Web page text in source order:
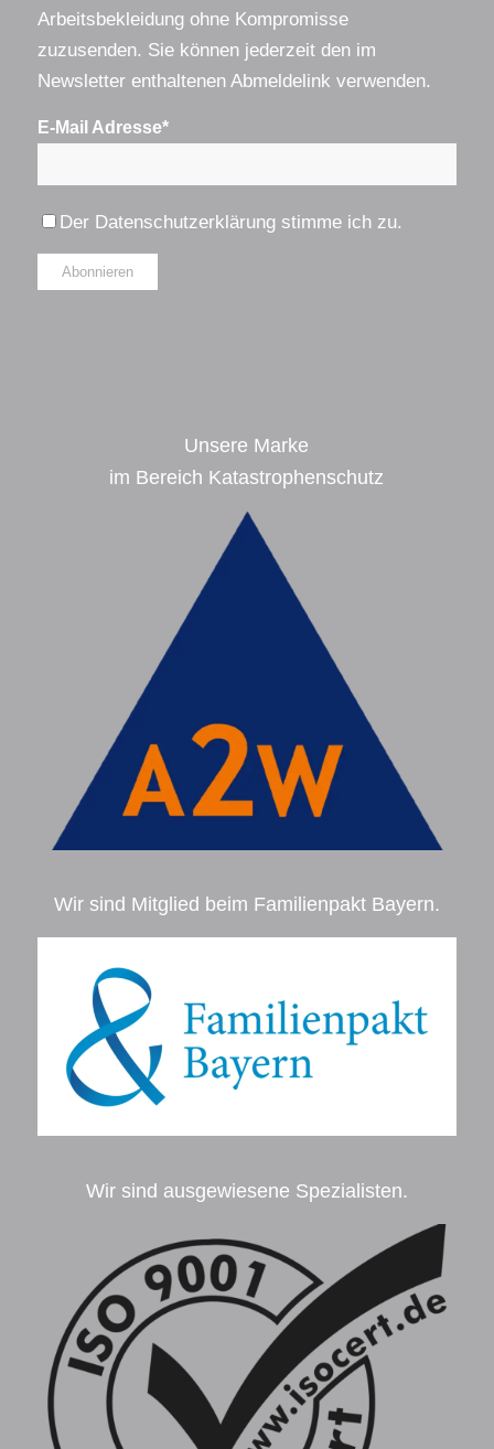
Arbeitsbekleidung ohne Kompromisse
zuzusenden. Sie können jederzeit den im
Newsletter enthaltenen Abmeldelink verwenden.
E-Mail Adresse*
Der Datenschutzerklärungstimme ich zu.
Unsere Marke
im Bereich Katastrophenschutz
Wir sind Mitglied beim Familienpakt Bayern.
Wir sind ausgewiesene Spezialisten.